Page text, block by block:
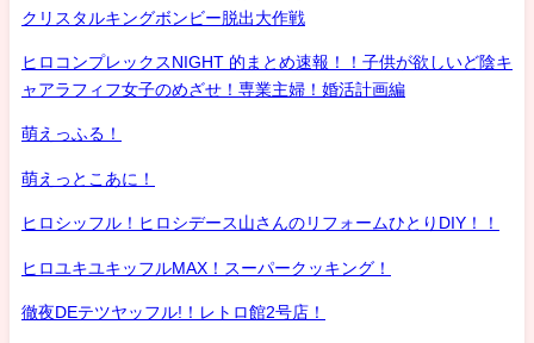
クリスタルキングボンビー脱出大作戦
ヒロコンプレックスNIGHT 的まとめ速報！！子供が欲しいど陰キ
ャアラフィフ女子のめざせ！専業主婦！婚活計画編
萌えっふる！
萌えっとこあに！
ヒロシッフル！ヒロシデース山さんのリフォームひとりDIY！！
ヒロユキユキッフルMAX！スーパークッキング！
徹夜DEテツヤッフル!！レトロ館2号店！